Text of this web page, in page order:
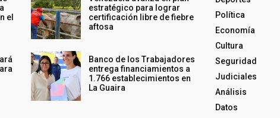
el
estratégico para lograr
certificación libre de fiebre
aftosa
Banco de los Trabajadores
entrega financiamientos a
1.766 establecimientos en
La Guaira
Política
Economía
Cultura
Seguridad
Judiciales
Análisis
Datos